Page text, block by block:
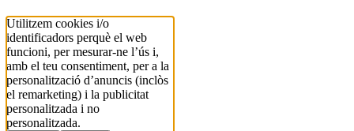
Utilitzem cookies i/o
identificadors perquè el web
funcioni, per mesurar-ne l’ús i,
amb el teu consentiment, per a la
personalització d’anuncis (inclòs
el remarketing) i la publicitat
personalitzada i no
personalitzada.